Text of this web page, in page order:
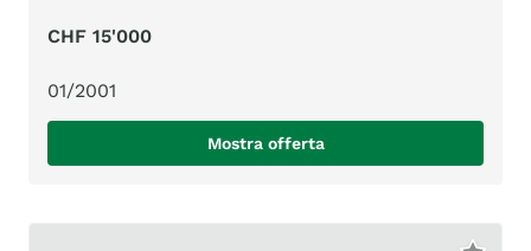
CHF 15'000
01/2001
Mostra offerta